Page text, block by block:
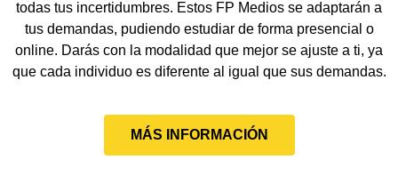
todas tus incertidumbres. Estos FP Medios se adaptarán a
tus demandas, pudiendo estudiar de forma presencial o
online. Darás con la modalidad que mejor se ajuste a ti, ya
que cada individuo es diferente al igual que sus demandas.
MÁS INFORMACIÓN